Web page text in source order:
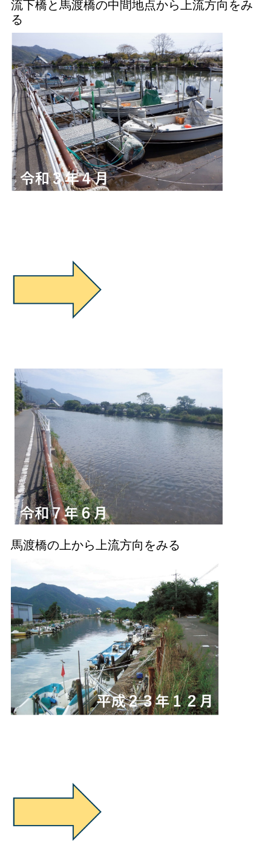
流下橋と馬渡橋の中間地点から上流方向をみ
る
馬渡橋の上から上流方向をみる